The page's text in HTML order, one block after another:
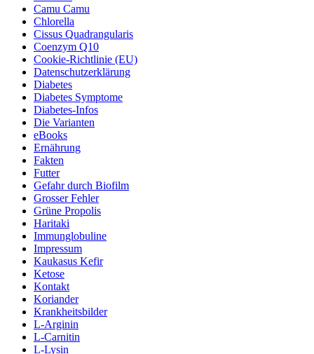
Camu Camu
Chlorella
Cissus Quadrangularis
Coenzym Q10
Cookie-Richtlinie (EU)
Datenschutzerklärung
Diabetes
Diabetes Symptome
Diabetes-Infos
Die Varianten
eBooks
Ernährung
Fakten
Futter
Gefahr durch Biofilm
Grosser Fehler
Grüne Propolis
Haritaki
Immunglobuline
Impressum
Kaukasus Kefir
Ketose
Kontakt
Koriander
Krankheitsbilder
L-Arginin
L-Carnitin
L-Lysin